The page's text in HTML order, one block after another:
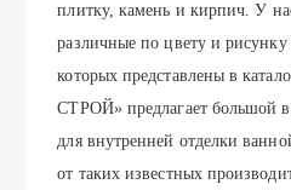
плитку, камень и кирпич. У
различные по цвету и
которых представлены в
СТРОЙ» предлагает большой
для внутренней отделки
от таких известных